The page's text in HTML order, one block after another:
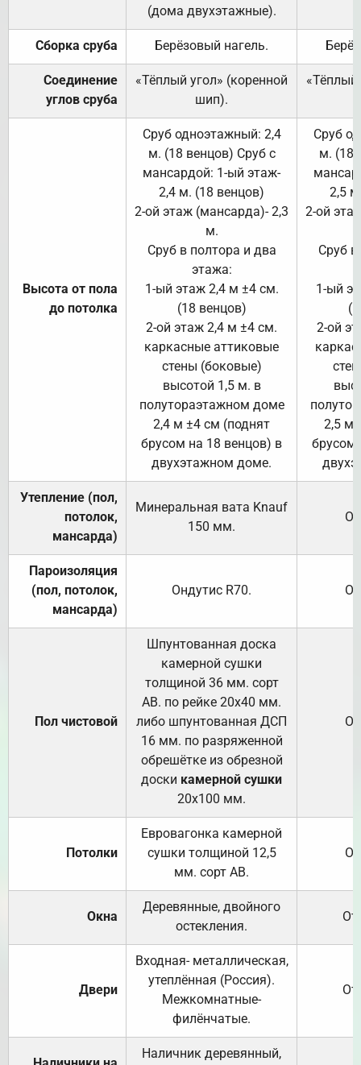
(дома двухэтажные).
Сборка сруба Берёзовый нагель.
Соединение
углов сруба
«Тёплый угол» (коренной
шип).
«Тёплый
Высота от пола
до потолка
Сруб одноэтажный: 2,4
м. (18 венцов) Сруб с
мансардой: 1-ый этаж-
2,4 м. (18 венцов)
2-ой этаж (мансарда)- 2,3
м.
Сруб в полтора и два
этажа:
1-ый этаж 2,4 м ±4 см.
(18 венцов)
2-ой этаж 2,4 м ±4 см.
каркасные аттиковые
стены (боковые)
высотой 1,5 м. в
полутораэтажном доме
2,4 м ±4 см (поднят
брусом на 18 венцов) в
двухэтажном доме.
Сруб
м. (18
2,5
2-ой
Сруб
1-ый
2-ой
2,5 м
брусом
Утепление (пол,
потолок,
мансарда)
Минеральная вата Knauf
150 мм.
Пароизоляция
(пол, потолок,
мансарда)
Ондутис R70.
Пол чистовой
Шпунтованная доска
камерной сушки
толщиной 36 мм. сорт
АВ. по рейке 20х40 мм.
либо шпунтованная ДСП
16 мм. по разряженной
обрешётке из обрезной
доски камерной сушки
20х100 мм.
Потолки
Евровагонка камерной
сушки толщиной 12,5
мм. сорт АВ.
Окна
Деревянные, двойного
остекления.
Двери
Входная- металлическая,
утеплённая (Россия).
Межкомнатные-
филёнчатые.
Наличник деревянный,